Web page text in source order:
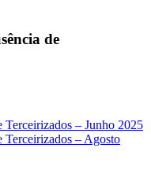
de
– Junho 2025
Terceirizados – Agosto